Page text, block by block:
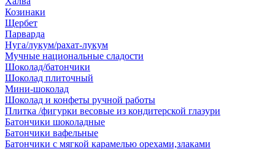
Козинаки
Щербет
Парварда
Нуга/лукум/рахат-лукум
Мучные национальные сладости
Шоколад/батончики
Шоколад плиточный
Мини-шоколад
Шоколад и конфеты ручной работы
Плитка /фигурки весовые из кондитерской глазури
Батончики шоколадные
Батончики вафельные
Батончики с мягкой карамелью орехами,злаками